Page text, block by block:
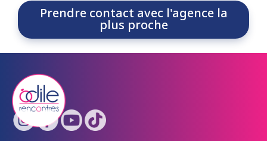
Prendre contact avec l'agence la
plus proche